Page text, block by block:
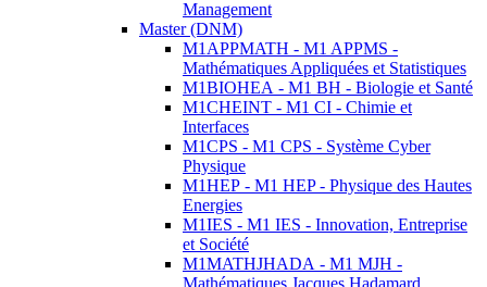
Management
Master (DNM)
M1APPMATH - M1 APPMS -
Mathématiques Appliquées et Statistiques
M1BIOHEA - M1 BH - Biologie et Santé
M1CHEINT - M1 CI - Chimie et
Interfaces
M1CPS - M1 CPS - Système Cyber
Physique
M1HEP - M1 HEP - Physique des Hautes
Energies
M1IES - M1 IES - Innovation, Entreprise
et Société
M1MATHJHADA - M1 MJH -
Mathématiques Jacques Hadamard